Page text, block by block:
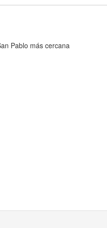
Pablo más cercana